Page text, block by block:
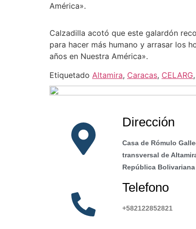
América».
Calzadilla acotó que este galardón
para hacer más humano y arrasar los
años en Nuestra América».
Etiquetado Altamira, Caracas, CELARG,
Dirección
Casa de Rómulo
transversal de
República Bolivariana
Telefono
+582122852821